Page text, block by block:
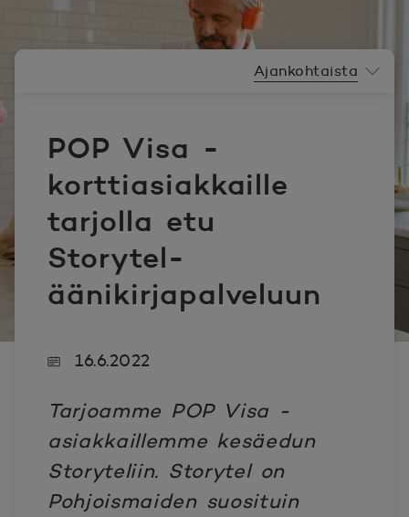
POP Visa -
korttiasiakkaille
tarjolla etu
Storytel-
äänikirjapalveluun
Ajankohtaista
16.6.2022
Tarjoamme POP Visa -
asiakkaillemme kesäedun
Storyteliin. Storytel on
Pohjoismaiden suosituin